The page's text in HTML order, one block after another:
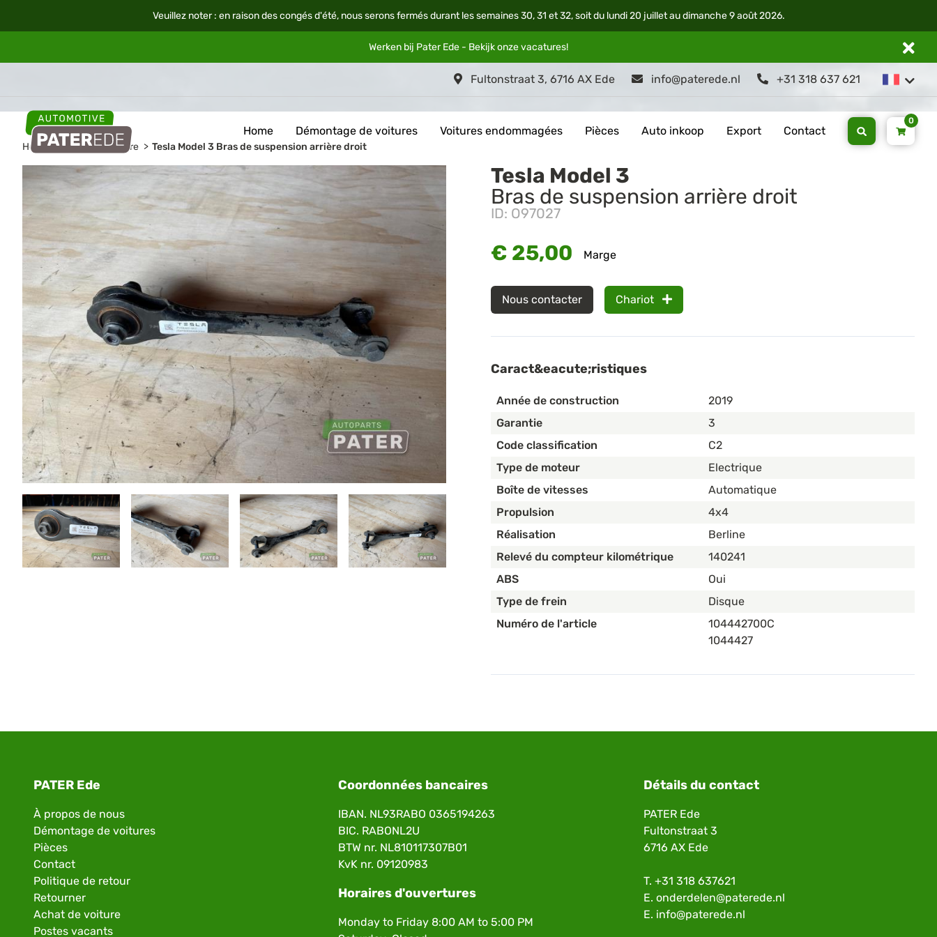
Veuillez noter : en raison des congés d'été, nous serons fermés durant les semaines 30, 31 et 32, soit du lundi 20 juillet au dimanche 9 août 2026.
Werken bij Pater Ede - Bekijk onzevacatures!
Fultonstraat 3, 6716 AX Ede info@paterede.nl +31 318 637 621
Home Démontage de voitures Voitures endommagées Pièces Auto inkoop Export Contact
0
Home Pièces de voiture Tesla Model 3 Bras de suspension arrière droit
Tesla Model 3
Bras de suspension arrière droit
ID: O97027
€ 25,00 Marge
Nous contacter Chariot
Caract&eacute;ristiques
Année de construction
2019
Garantie
3
Code classification
C2
Type de moteur
Electrique
Boîte de vitesses
Automatique
Propulsion
4x4
Réalisation
Berline
Relevé du compteur kilométrique
140241
ABS
Oui
Type de frein
Disque
Numéro de l'article
104442700C
1044427
PATER Ede
À propos de nous
Démontage de voitures
Pièces
Contact
Politique de retour
Retourner
Achat de voiture
Postes vacants
Coordonnées bancaires
IBAN. NL93RABO 0365194263
BIC. RABONL2U
BTW nr. NL810117307B01
KvK nr. 09120983
Horaires d'ouvertures
Monday to Friday 8:00 AM to 5:00 PM
Détails du contact
PATER Ede
Fultonstraat 3
6716 AX Ede
T. +31 318 637621
E. onderdelen@paterede.nl
E. info@paterede.nl